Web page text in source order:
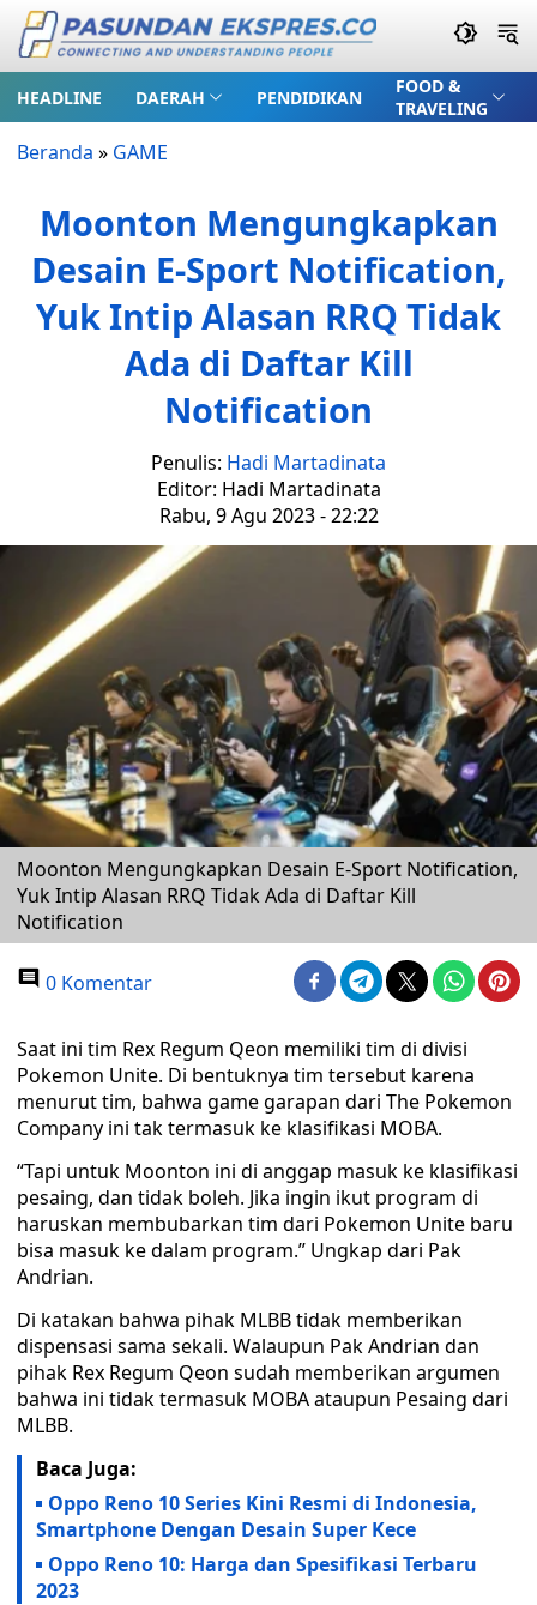
HEADLINE DAERAH PENDIDIKAN
FOOD &
TRAVELING
Beranda » GAME
Moonton Mengungkapkan
Desain E-Sport Notification,
Yuk Intip Alasan RRQ Tidak
Ada di Daftar Kill
Notification
Penulis: Hadi Martadinata
Editor: Hadi Martadinata
Rabu, 9 Agu 2023 - 22:22
Moonton Mengungkapkan Desain E-Sport Notification,
Yuk Intip Alasan RRQ Tidak Ada di Daftar Kill
Notification
0 Komentar
Saat ini tim Rex Regum Qeon memiliki tim di divisi
Pokemon Unite. Di bentuknya tim tersebut karena
menurut tim, bahwa game garapan dari The Pokemon
Company ini tak termasuk ke klasifikasi MOBA.
“Tapi untuk Moonton ini di anggap masuk ke klasifikasi
pesaing, dan tidak boleh. Jika ingin ikut program di
haruskan membubarkan tim dari Pokemon Unite baru
bisa masuk ke dalam program.” Ungkap dari Pak
Andrian.
Di katakan bahwa pihak MLBB tidak memberikan
dispensasi sama sekali. Walaupun Pak Andrian dan
pihak Rex Regum Qeon sudah memberikan argumen
bahwa ini tidak termasuk MOBA ataupun Pesaing dari
MLBB.
Baca Juga:
Oppo Reno 10 Series Kini Resmi di Indonesia,
Smartphone Dengan Desain Super Kece
Oppo Reno 10: Harga dan Spesifikasi Terbaru
2023